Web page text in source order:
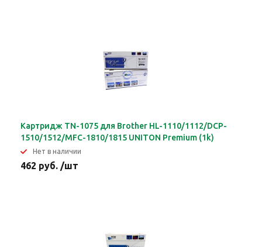
Картридж TN-1075 для Brother HL-1110/1112/DCP-
1510/1512/MFC-1810/1815 UNITON Premium (1k)
Нет в наличии
462 руб. /шт